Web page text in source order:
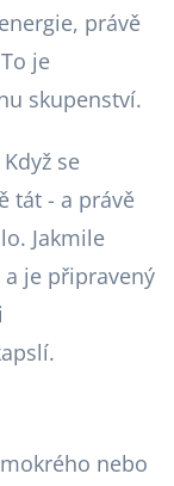
právě
je
skupenství.
se
tát - a právě
Jakmile
je připravený
nebo